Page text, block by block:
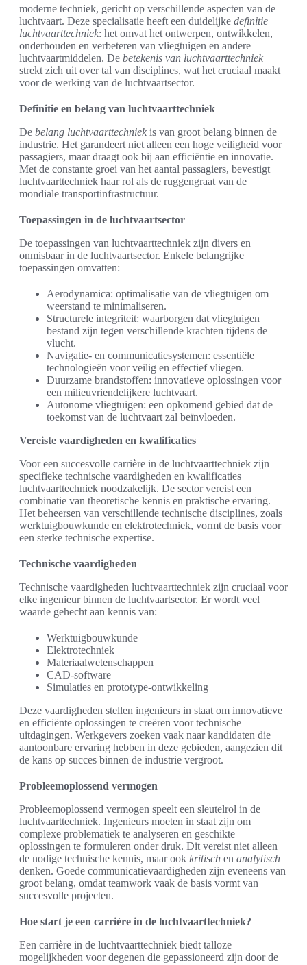
moderne techniek, gericht op verschillende aspecten van de
luchtvaart. Deze specialisatie heeft een duidelijke definitie
luchtvaarttechniek: het omvat het ontwerpen, ontwikkelen,
onderhouden en verbeteren van vliegtuigen en andere
luchtvaartmiddelen. De betekenis van luchtvaarttechniek
strekt zich uit over tal van disciplines, wat het cruciaal maakt
voor de werking van de luchtvaartsector.
Definitie en belang van luchtvaarttechniek
De belang luchtvaarttechniek is van groot belang binnen de
industrie. Het garandeert niet alleen een hoge veiligheid voor
passagiers, maar draagt ook bij aan efficiëntie en innovatie.
Met de constante groei van het aantal passagiers, bevestigt
luchtvaarttechniek haar rol als de ruggengraat van de
mondiale transportinfrastructuur.
Toepassingen in de luchtvaartsector
De toepassingen van luchtvaarttechniek zijn divers en
onmisbaar in de luchtvaartsector. Enkele belangrijke
toepassingen omvatten:
Aerodynamica: optimalisatie van de vliegtuigen om
weerstand te minimaliseren.
Structurele integriteit: waarborgen dat vliegtuigen
bestand zijn tegen verschillende krachten tijdens de
vlucht.
Navigatie- en communicatiesystemen: essentiële
technologieën voor veilig en effectief vliegen.
Duurzame brandstoffen: innovatieve oplossingen voor
een milieuvriendelijkere luchtvaart.
Autonome vliegtuigen: een opkomend gebied dat de
toekomst van de luchtvaart zal beïnvloeden.
Vereiste vaardigheden en kwalificaties
Voor een succesvolle carrière in de luchtvaarttechniek zijn
specifieke technische vaardigheden en kwalificaties
luchtvaarttechniek noodzakelijk. De sector vereist een
combinatie van theoretische kennis en praktische ervaring.
Het beheersen van verschillende technische disciplines, zoals
werktuigbouwkunde en elektrotechniek, vormt de basis voor
een sterke technische expertise.
Technische vaardigheden
Technische vaardigheden luchtvaarttechniek zijn cruciaal voor
elke ingenieur binnen de luchtvaartsector. Er wordt veel
waarde gehecht aan kennis van:
Werktuigbouwkunde
Elektrotechniek
Materiaalwetenschappen
CAD-software
Simulaties en prototype-ontwikkeling
Deze vaardigheden stellen ingenieurs in staat om innovatieve
en efficiënte oplossingen te creëren voor technische
uitdagingen. Werkgevers zoeken vaak naar kandidaten die
aantoonbare ervaring hebben in deze gebieden, aangezien dit
de kans op succes binnen de industrie vergroot.
Probleemoplossend vermogen
Probleemoplossend vermogen speelt een sleutelrol in de
luchtvaarttechniek. Ingenieurs moeten in staat zijn om
complexe problematiek te analyseren en geschikte
oplossingen te formuleren onder druk. Dit vereist niet alleen
de nodige technische kennis, maar ook kritisch en analytisch
denken. Goede communicatievaardigheden zijn eveneens van
groot belang, omdat teamwork vaak de basis vormt van
succesvolle projecten.
Hoe start je een carrière in de luchtvaarttechniek?
Een carrière in de luchtvaarttechniek biedt talloze
mogelijkheden voor degenen die gepassioneerd zijn door de